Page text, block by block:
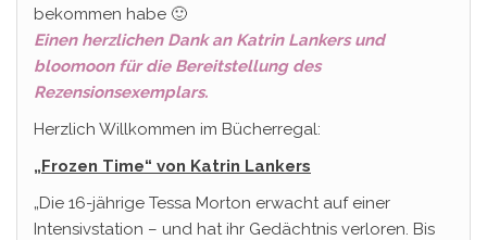
bekommen habe 🙂
Einen herzlichen Dank an Katrin Lankers und
bloomoon für die Bereitstellung des
Rezensionsexemplars.
Herzlich Willkommen im Bücherregal:
„Frozen Time“ von Katrin Lankers
„Die 16-jährige Tessa Morton erwacht auf einer
Intensivstation – und hat ihr Gedächtnis verloren. Bis